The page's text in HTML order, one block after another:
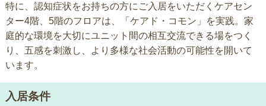
特に、認知症状をお持ちの方にご入居をいただくケアセン
ター4階、5階のフロアは、「ケアド・コモン」を実践。家
庭的な環境を大切にユニット間の相互交流できる場をつく
り、五感を刺激し、より多様な社会活動の可能性を開いて
います。
入居条件